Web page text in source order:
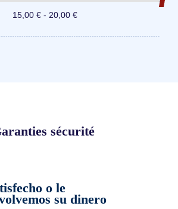
15,00 € - 20,00 €
sécurité
o le
su dinero